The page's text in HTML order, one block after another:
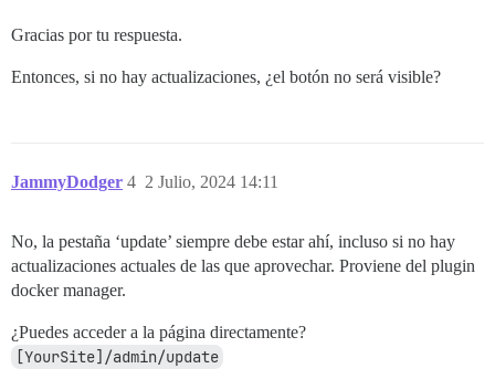
Gracias por tu respuesta.
Entonces, si no hay actualizaciones, ¿el botón no será visible?
JammyDodger 2 Julio, 2024 14:11
4
No, la pestaña ‘update’ siempre debe estar ahí, incluso si no hay
actualizaciones actuales de las que aprovechar. Proviene del plugin
docker manager.
¿Puedes acceder a la página directamente?
[YourSite]/admin/update